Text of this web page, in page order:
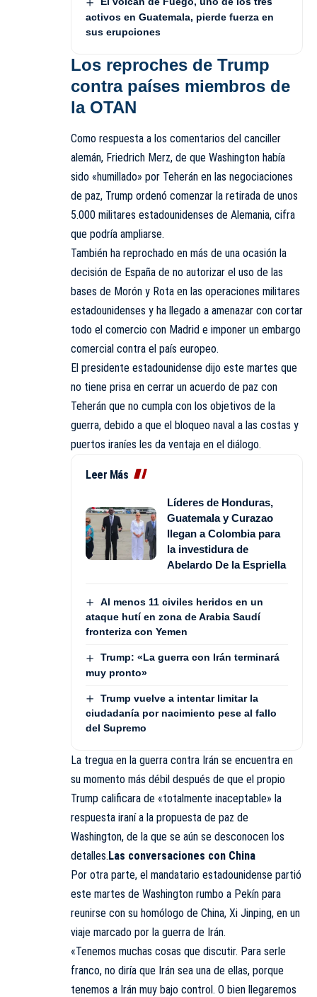
activos en Guatemala, pierde fuerza en
sus erupciones
Los reproches de Trump
contra países miembros de
la OTAN
Como respuesta a los comentarios del canciller
alemán, Friedrich Merz, de que Washington había
sido «humillado» por Teherán en las negociaciones
de paz, Trump ordenó comenzar la retirada de unos
5.000 militares estadounidenses de Alemania, cifra
que podría ampliarse.
También ha reprochado en más de una ocasión la
decisión de España de no autorizar el uso de las
bases de Morón y Rota en las operaciones militares
estadounidenses y ha llegado a amenazar con cortar
todo el comercio con Madrid e imponer un embargo
comercial contra el país europeo.
El presidente estadounidense dijo este martes que
no tiene prisa en cerrar un acuerdo de paz con
Teherán que no cumpla con los objetivos de la
guerra, debido a que el bloqueo naval a las costas y
puertos iraníes les da ventaja en el diálogo.
Leer Más
Líderes de Honduras,
Guatemala y Curazao
llegan a Colombia para
la investidura de
Abelardo De la Espriella
Al menos 11 civiles heridos en un
ataque hutí en zona de Arabia Saudí
fronteriza con Yemen
Trump: «La guerra con Irán terminará
muy pronto»
Trump vuelve a intentar limitar la
ciudadanía por nacimiento pese al fallo
del Supremo
La tregua en la guerra contra Irán se encuentra en
su momento más débil después de que el propio
Trump calificara de «totalmente inaceptable» la
respuesta iraní a la propuesta de paz de
Washington, de la que se aún se desconocen los
detalles.Las conversaciones con China
Por otra parte, el mandatario estadounidense partió
este martes de Washington rumbo a Pekín para
reunirse con su homólogo de China, Xi Jinping, en un
viaje marcado por la guerra de Irán.
«Tenemos muchas cosas que discutir. Para serle
franco, no diría que Irán sea una de ellas, porque
tenemos a Irán muy bajo control. O bien llegaremos